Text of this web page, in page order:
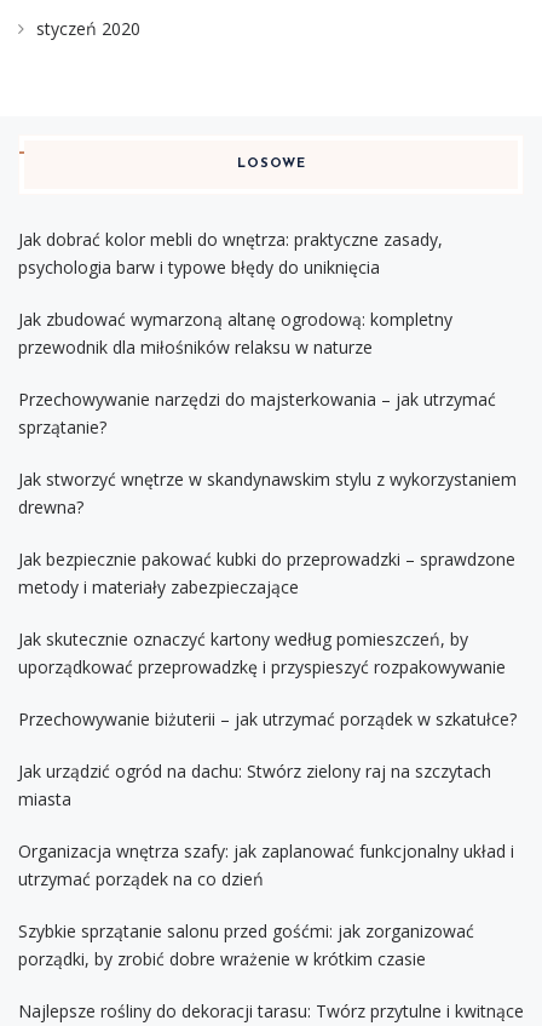
styczeń 2020
LOSOWE
Jak dobrać kolor mebli do wnętrza: praktyczne zasady,
psychologia barw i typowe błędy do uniknięcia
Jak zbudować wymarzoną altanę ogrodową: kompletny
przewodnik dla miłośników relaksu w naturze
Przechowywanie narzędzi do majsterkowania – jak utrzymać
sprzątanie?
Jak stworzyć wnętrze w skandynawskim stylu z wykorzystaniem
drewna?
Jak bezpiecznie pakować kubki do przeprowadzki – sprawdzone
metody i materiały zabezpieczające
Jak skutecznie oznaczyć kartony według pomieszczeń, by
uporządkować przeprowadzkę i przyspieszyć rozpakowywanie
Przechowywanie biżuterii – jak utrzymać porządek w szkatułce?
Jak urządzić ogród na dachu: Stwórz zielony raj na szczytach
miasta
Organizacja wnętrza szafy: jak zaplanować funkcjonalny układ i
utrzymać porządek na co dzień
Szybkie sprzątanie salonu przed gośćmi: jak zorganizować
porządki, by zrobić dobre wrażenie w krótkim czasie
Najlepsze rośliny do dekoracji tarasu: Twórz przytulne i kwitnące